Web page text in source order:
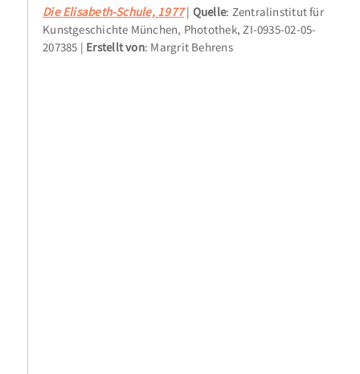
Die Elisabeth-Schule, 1977 Quelle: Zentralinstitut für
Kunstgeschichte München, Photothek, ZI-0935-02-05-
207385
Erstellt von: Margrit Behrens